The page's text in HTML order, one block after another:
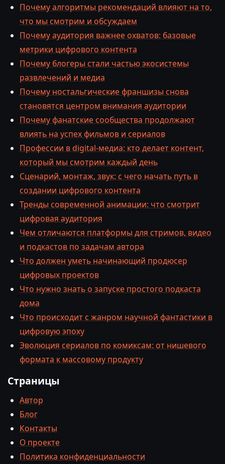
Почему алгоритмы рекомендаций влияют на то,
что мы смотрим и обсуждаем
Почему аудитория важнее охватов: базовые
метрики цифрового контента
Почему блогеры стали частью экосистемы
развлечений и медиа
Почему ностальгические франшизы снова
становятся центром внимания аудитории
Почему фанатские сообщества продолжают
влиять на успех фильмов и сериалов
Профессии в digital-медиа: кто делает контент,
который мы смотрим каждый день
Сценарий, монтаж, звук: с чего начать путь в
создании цифрового контента
Тренды современной анимации: что смотрит
цифровая аудитория
Чем отличаются платформы для стримов, видео
и подкастов по задачам автора
Что должен уметь начинающий продюсер
цифровых проектов
Что нужно знать о запуске простого подкаста
дома
Что происходит с жанром научной фантастики в
цифровую эпоху
Эволюция сериалов по комиксам: от нишевого
формата к массовому продукту
Страницы
Автор
Блог
Контакты
О проекте
Политика конфиденциальности